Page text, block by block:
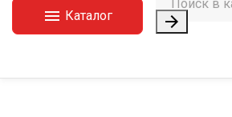
 Каталог 